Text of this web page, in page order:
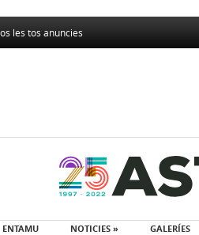
les tos anuncies
ENTAMU NOTICIES » GALERÍES